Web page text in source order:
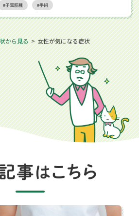
子宮筋腫 手術
から見る 女性が気になる症状
症状、診断方法、治療法を解説